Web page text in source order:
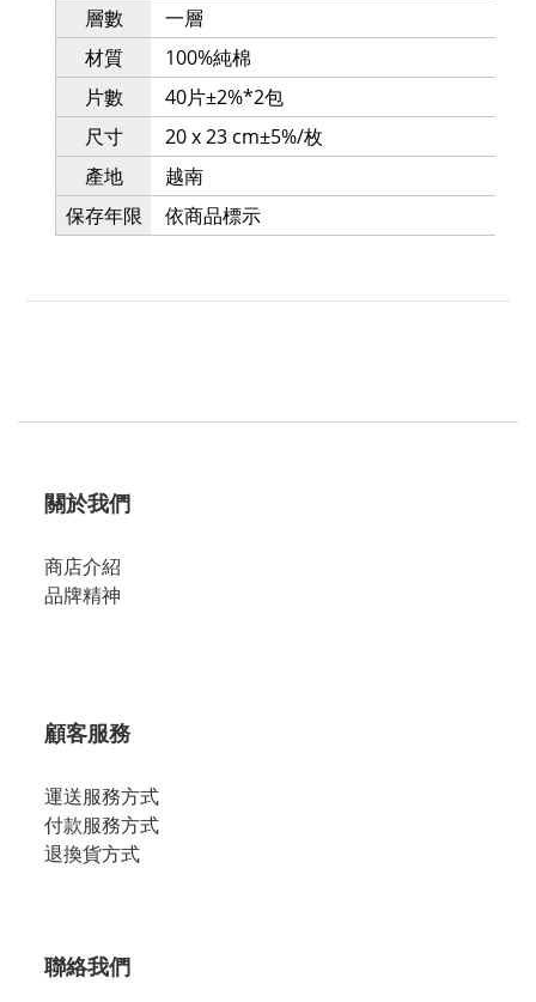
層數
一層
材質
100%純棉
片數
40片±2%*2包
尺寸
20 x 23 cm±5%/枚
產地
越南
保存年限
依商品標示
關於我們
商店介紹
品牌精神
顧客服務
運送服務方式
付款服務方式
退換貨方式
聯絡我們